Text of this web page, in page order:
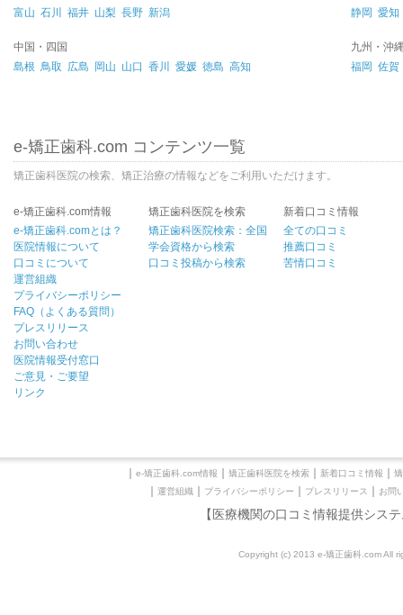
富山 石川 福井 山梨 長野 新潟 静岡 愛知
中国・四国
島根 鳥取 広島 岡山 山口 香川 愛媛 徳島 高知
九州・沖
福岡 佐賀
e-矯正歯科.com コンテンツ一覧
矯正歯科医院の検索、矯正治療の情報などをご利用いただけます。
e-矯正歯科.com情報
e-矯正歯科.comとは？
医院情報について
口コミについて
運営組織
プライバシーポリシー
FAQ（よくある質問）
プレスリリース
お問い合わせ
医院情報受付窓口
ご意見・ご要望
リンク
矯正歯科医院を検索
矯正歯科医院検索：全国
学会資格から検索
口コミ投稿から検索
新着口コミ情報
全ての口コミ
推薦口コミ
苦情口コミ
e-矯正歯科.com情報 矯正歯科医院を検索｜ 新着口コミ情報
運営組織 プライバシーポリシー プレスリリース お問
【医療機関の口コミ情報提供シス
Copyright (c) 2013 e-矯正歯科.com All